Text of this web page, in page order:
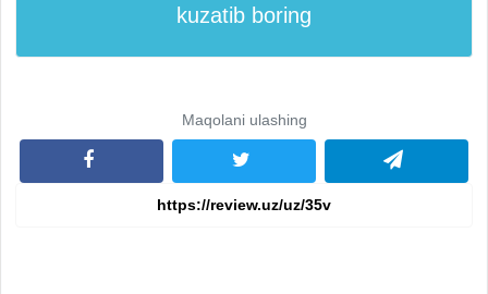
kuzatib boring
Maqolani ulashing